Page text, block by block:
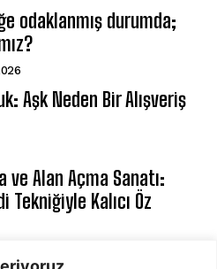
odaklanmış durumda;
Aşk Neden Bir Alışveriş
ve Alan Açma Sanatı:
Kalıcı Öz